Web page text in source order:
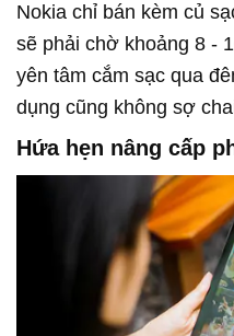
Nokia chỉ bán kèm củ
sẽ phải chờ khoảng 8 -
yên tâm cắm sạc qua
dụng cũng không sợ
Hứa hẹn nâng cấp